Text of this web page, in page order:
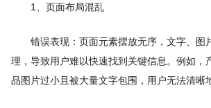
1、页面布局混乱
错误表现：页面元素摆放无序，文字、图
理，导致用户难以快速找到关键信息。例如，
品图片过小且被大量文字包围，用户无法清晰